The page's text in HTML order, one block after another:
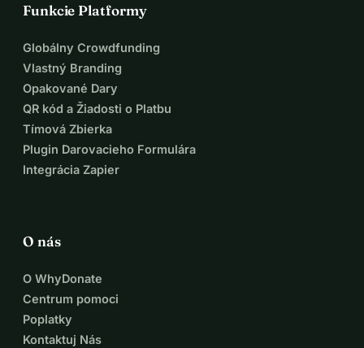
Funkcie Platformy
Globálny Crowdfunding
Vlastný Branding
Opakované Dary
QR kód a Žiadosti o Platbu
Tímová Zbierka
Plugin Darovacieho Formulára
Integrácia Zapier
O nás
O WhyDonate
Centrum pomoci
Poplatky
Kontaktuj Nás